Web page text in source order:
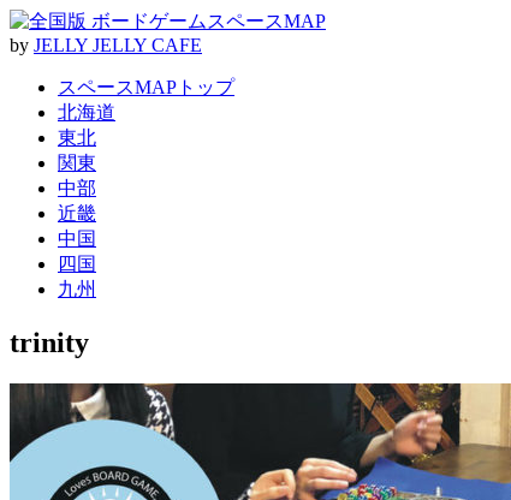
by JELLY JELLY CAFE
スペースMAPトップ
北海道
東北
関東
中部
近畿
中国
四国
九州
trinity